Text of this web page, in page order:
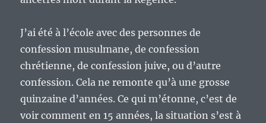
J’ai été à l’école avec des personnes de
confession musulmane, de confession
chrétienne, de confession juive, ou d’autre
confession. Cela ne remonte qu’à une grosse
quinzaine d’années. Ce qui m’étonne, c’est de
voir comment en 15 années, la situation s’est à